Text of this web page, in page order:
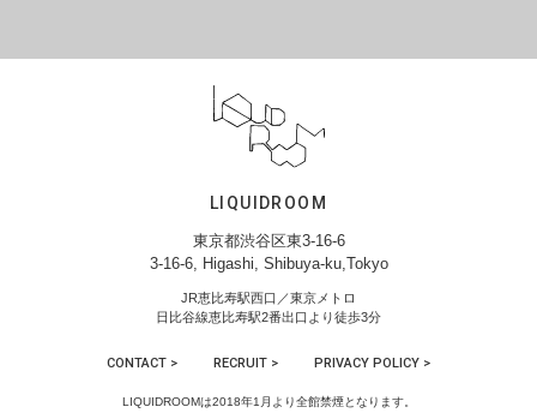
LIQUIDROOM
東京都渋谷区東3-16-6
3-16-6, Higashi, Shibuya-ku,Tokyo
JR恵比寿駅西口／東京メトロ
日比谷線恵比寿駅2番出口より徒歩3分
CONTACT > RECRUIT > PRIVACY POLICY >
LIQUIDROOMは2018年1月より全館禁煙となります。